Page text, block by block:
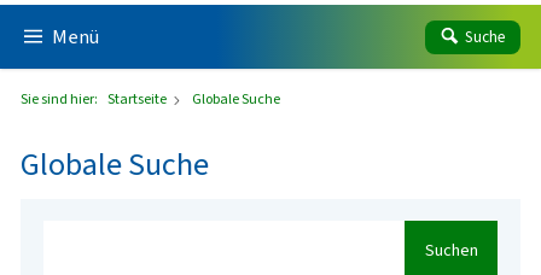
Menü Suche
Sie sind hier: Startseite Globale Suche
Globale Suche
Suchen